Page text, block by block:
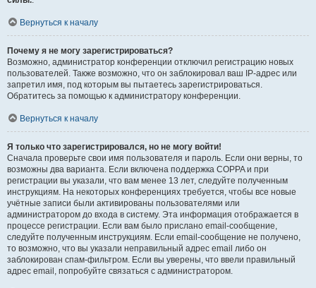
Вернуться к началу
Почему я не могу зарегистрироваться?
Возможно, администратор конференции отключил регистрацию новых
пользователей. Также возможно, что он заблокировал ваш IP-адрес или
запретил имя, под которым вы пытаетесь зарегистрироваться.
Обратитесь за помощью к администратору конференции.
Вернуться к началу
Я только что зарегистрировался, но не могу войти!
Сначала проверьте свои имя пользователя и пароль. Если они верны, то
возможны два варианта. Если включена поддержка COPPA и при
регистрации вы указали, что вам менее 13 лет, следуйте полученным
инструкциям. На некоторых конференциях требуется, чтобы все новые
учётные записи были активированы пользователями или
администратором до входа в систему. Эта информация отображается в
процессе регистрации. Если вам было прислано email-сообщение,
следуйте полученным инструкциям. Если email-сообщение не получено,
то возможно, что вы указали неправильный адрес email либо он
заблокирован спам-фильтром. Если вы уверены, что ввели правильный
адрес email, попробуйте связаться с администратором.